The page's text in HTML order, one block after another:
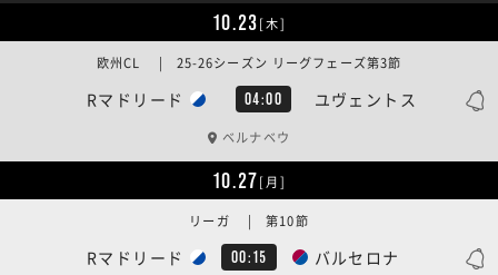
10.23[木]
Rマドリード 04:00 ユヴェントス
欧州CL | 25-26シーズン リーグフェーズ第3節
ベルナベウ
10.27[月]
Rマドリード 00:15 バルセロナ
リーガ | 第10節